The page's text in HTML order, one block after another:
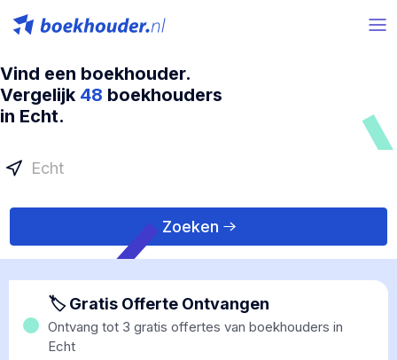
Vind een boekhouder.
Vergelijk 48 boekhouders
in Echt.
Zoeken
🏷 Gratis Offerte Ontvangen
Ontvang tot 3 gratis offertes van boekhouders in
Echt